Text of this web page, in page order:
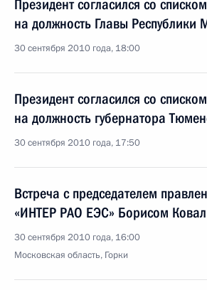
Президент согласился со
на должность Главы Республики
30 сентября 2010 года, 18:00
Президент согласился со
на должность губернатора
30 сентября 2010 года, 17:50
Встреча с председателем
«ИНТЕР РАО ЕЭС» Борисом
30 сентября 2010 года, 16:00
Московская область, Горки